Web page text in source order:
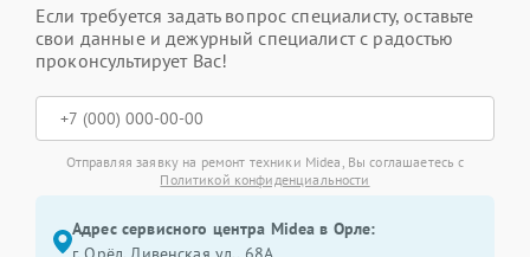
Если требуется задать вопрос специалисту, оставьте
свои данные и дежурный специалист с радостью
проконсультирует Вас!
Отправляя заявку на ремонт техники Midea, Вы соглашаетесь с
Политикой конфиденциальности
Адрес сервисного центра Midea в Орле: